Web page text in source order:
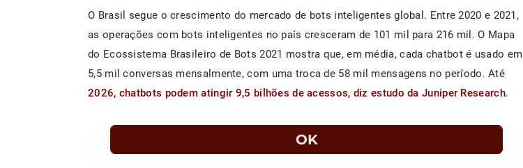
O Brasil segue o crescimento do mercado de bots inteligentes global. Entre 2020 e 2021,
as operações com bots inteligentes no país cresceram de 101 mil para 216 mil. O Mapa
do Ecossistema Brasileiro de Bots 2021 mostra que, em média, cada chatbot é usado em
5,5 mil conversas mensalmente, com uma troca de 58 mil mensagens no período. Até
2026, chatbots podem atingir 9,5 bilhões de acessos, diz estudo da Juniper Research.